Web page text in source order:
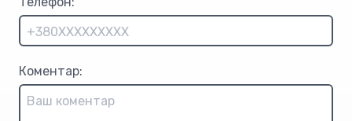
Коментар: